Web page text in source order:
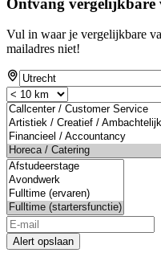
Vul in waar je vergelijkbare
mailadres niet!
Alert opslaan